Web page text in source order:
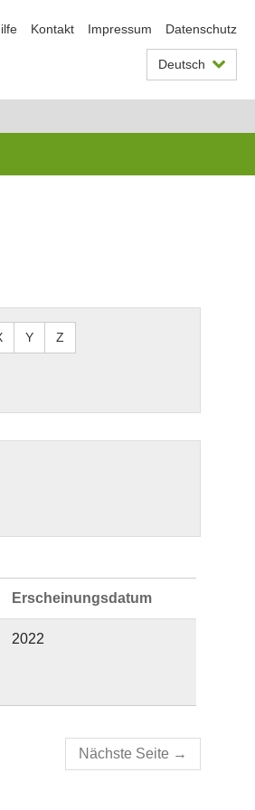
Kontakt Impressum Datenschutz
Deutsch
Y Z
Erscheinungsdatum
2022
Nächste Seite →